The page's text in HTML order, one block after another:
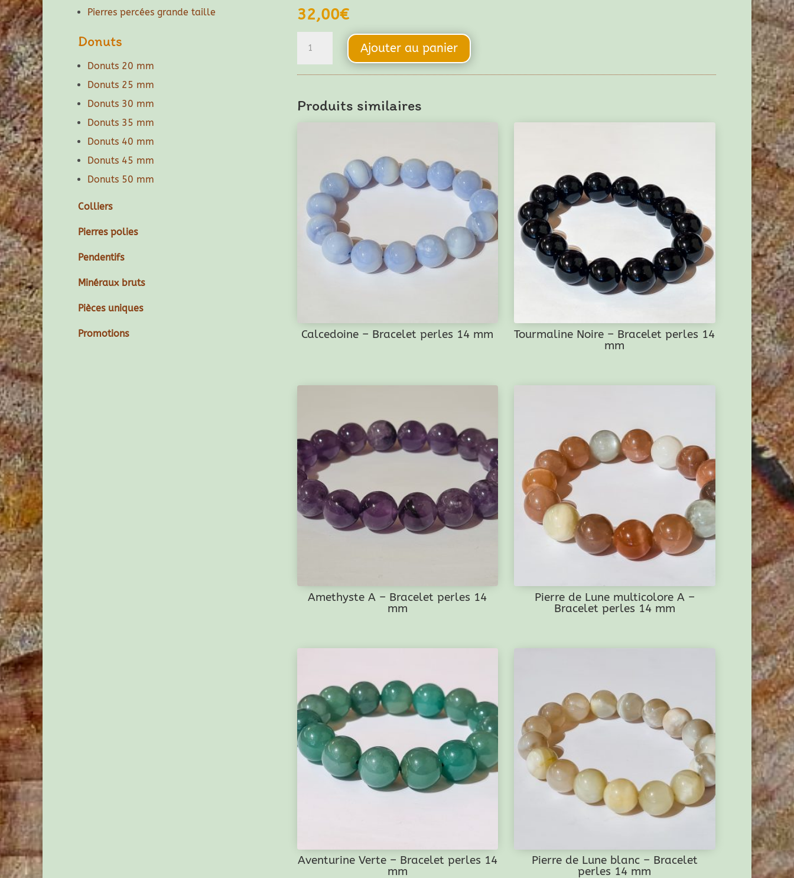
Pierres percées grande taille
Donuts
Donuts 20 mm
Donuts 25 mm
Donuts 30 mm
Donuts 35 mm
Donuts 40 mm
Donuts 45 mm
Donuts 50 mm
Colliers
Pierres polies
Pendentifs
Minéraux bruts
Pièces uniques
Promotions
32,00€
-
Ajouter au panier
Produits similaires
Calcedoine – Bracelet perles 14 mm
Tourmaline Noire – Bracelet perles 14
mm
Amethyste A – Bracelet perles 14
mm
Pierre de Lune multicolore A –
Bracelet perles 14 mm
Aventurine Verte – Bracelet perles 14
mm
Pierre de Lune blanc – Bracelet
perles 14 mm